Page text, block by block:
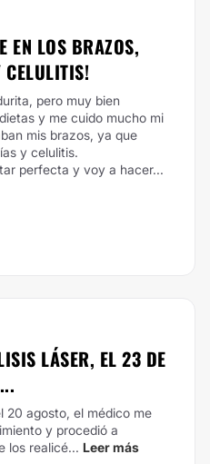
EN LOS BRAZOS,
CELULITIS!
pero muy bien
y me cuido mucho mi
mis brazos, ya que
y celulitis.
perfecta y voy a hacer...
LÁSER, EL 23 DE
20 agosto, el médico me
y procedió a
los realicé... Leer más